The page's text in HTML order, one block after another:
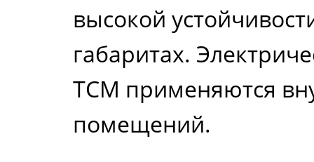
высокой
габаритах.
ТСМ применяются
помещений.